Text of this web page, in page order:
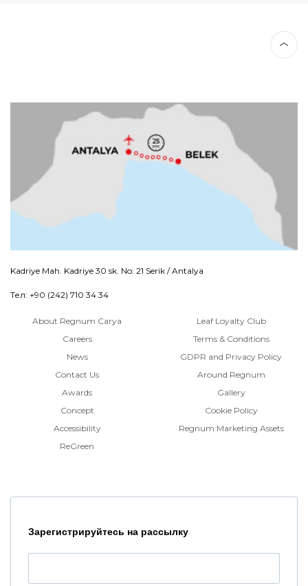
Kadriye Mah. Kadriye 30 sk. No: 21 Serik / Antalya
Тел: +90 (242) 710 34 34
About Regnum Carya
Careers
News
Contact Us
Awards
Concept
Accessibility
ReGreen
Leaf Loyalty Club
Terms & Conditions
GDPR and Privacy Policy
Around Regnum
Gallery
Cookie Policy
Regnum Marketing Assets
Зарегистрируйтесь на рассылку